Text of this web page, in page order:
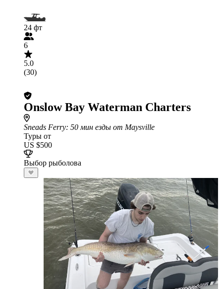
24 фт
6
5.0
(30)
Onslow Bay Waterman Charters
Sneads Ferry: 50 мин езды от Maysville
Туры от
US $500
Выбор рыболова